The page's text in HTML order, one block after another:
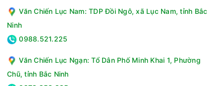
Công suất mạnh mẽ, sải cánh lên tới 45 cm
Với công suất 50W ấn tượng, quạt đứng QĐ450-ĐM mang lại
hiệu suất làm mát vượt trội. Quạt được trang bị 3 cánh quạt
có đường kính lên đến 45 cm, tạo ra luồng gió mạnh mẽ và
tạo từ nhựa cao cấp không độc hại, đảm bảo an toàn sức
khỏe người sử dụng. Vật liệu này không chỉ có độ bền cao,
Văn Chiến Lục Nam: TDP Đồi Ngô, xã Lục Nam, tỉnh Bắc
Ninh
0988.521.225
Văn Chiến Lục Ngạn: Tổ Dân Phố Minh Khai 1, Phường
Chũ, tỉnh Bắc Ninh